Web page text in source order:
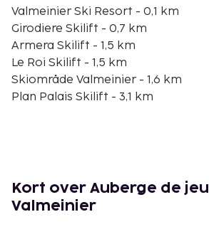
Valmeinier Ski Resort - 0,1 km
Girodiere Skilift - 0,7 km
Armera Skilift - 1,5 km
Le Roi Skilift - 1,5 km
Skiområde Valmeinier - 1,6 km
Plan Palais Skilift - 3,1 km
Col du Telegraphe - 4,3 km
Stadion - 5,1 km
Kort over Auberge de
Valmeinier